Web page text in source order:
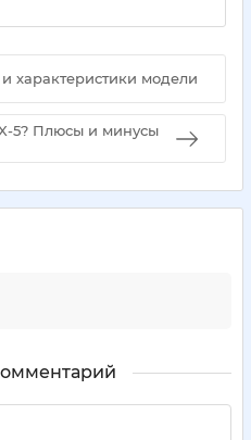
характеристики модели
5? Плюсы и минусы